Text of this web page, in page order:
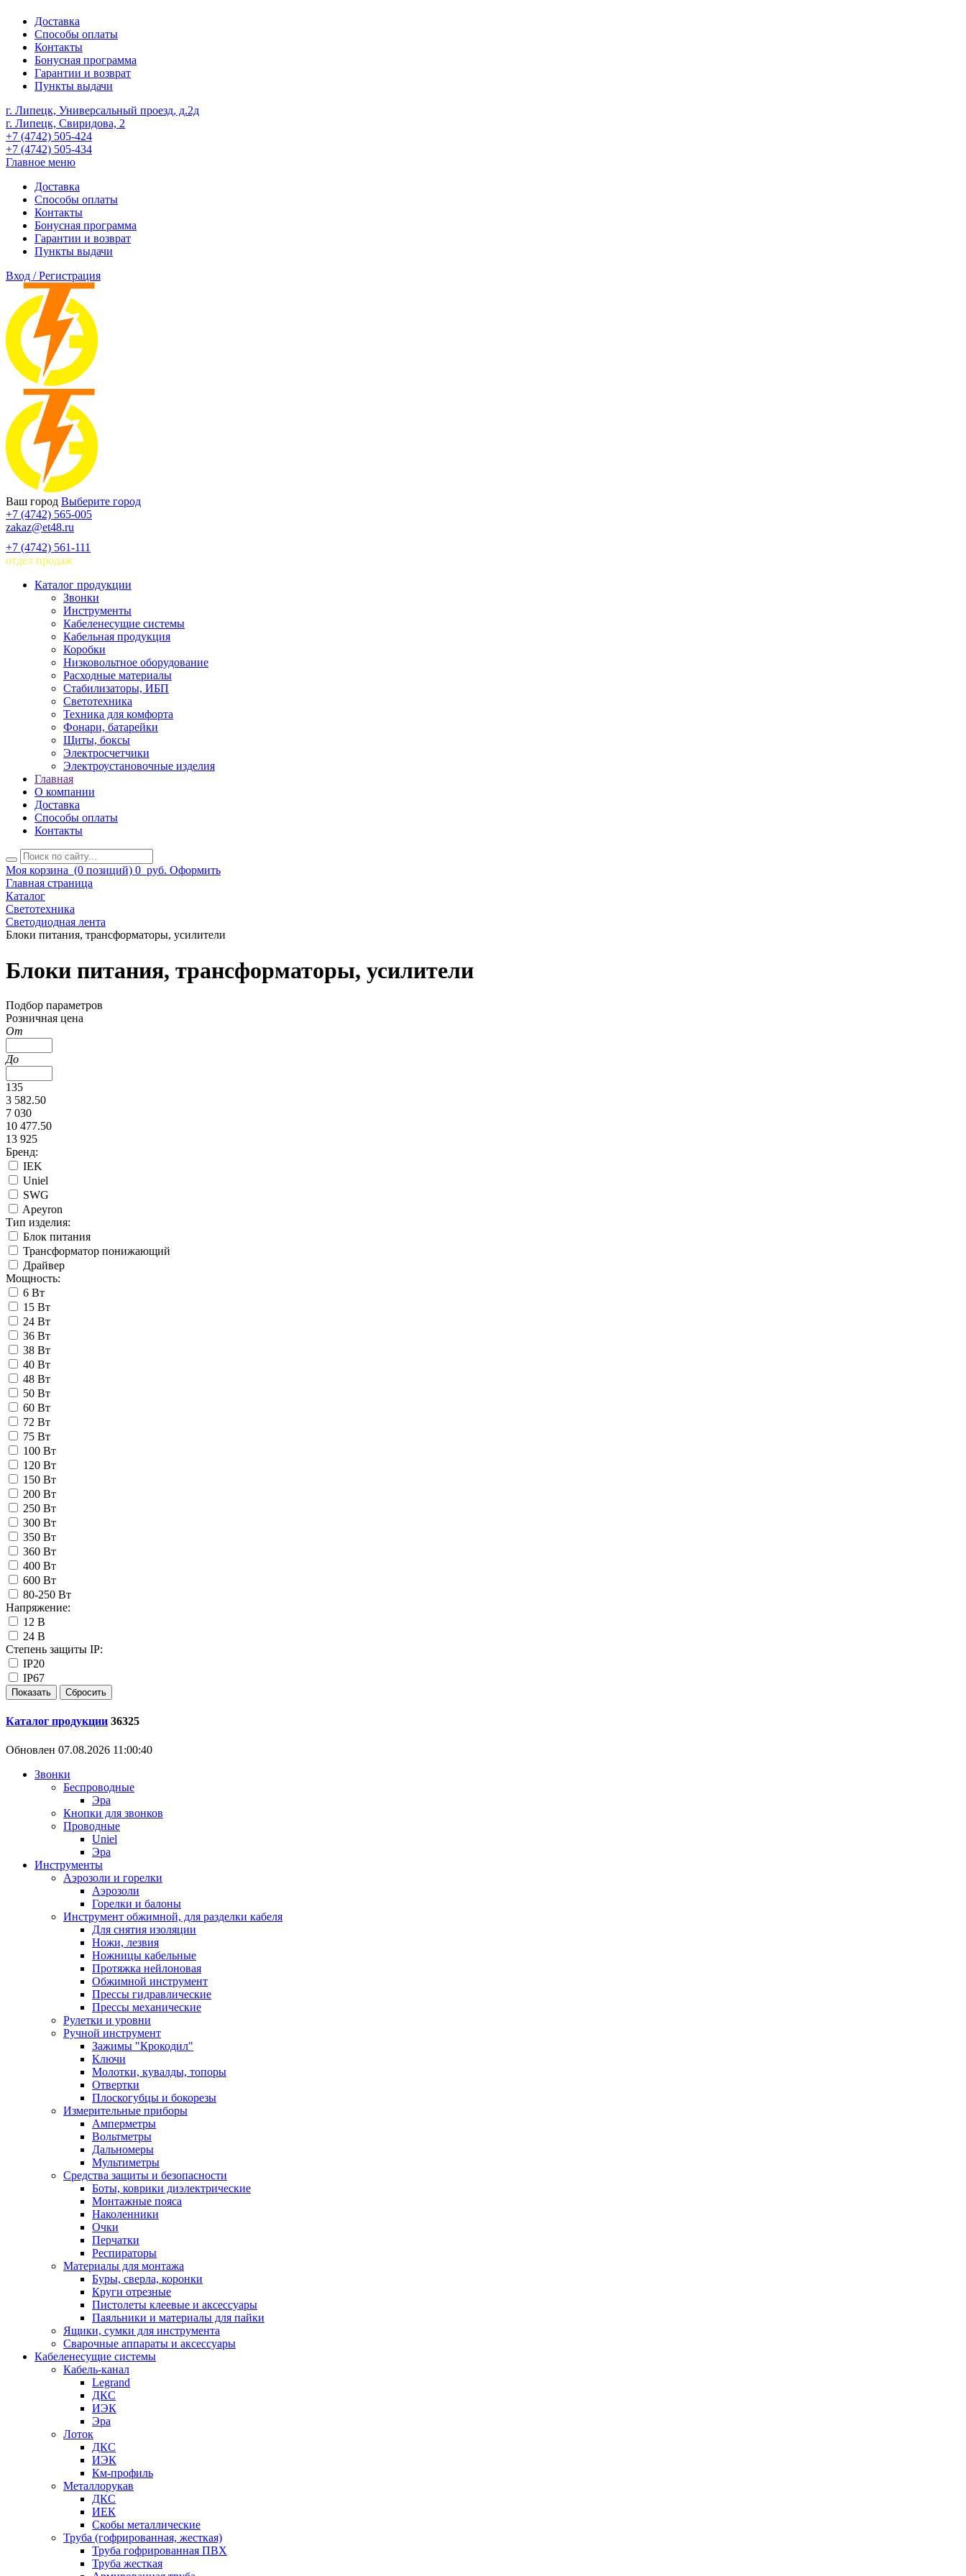
Доставка
Способы оплаты
Контакты
Бонусная программа
Гарантии и возврат
Пункты выдачи
г. Липецк, Универсальный проезд, д.2д
г. Липецк, Свиридова, 2
+7 (4742) 505-424
+7 (4742) 505-434
Главное меню
Доставка
Способы оплаты
Контакты
Бонусная программа
Гарантии и возврат
Пункты выдачи
Вход / Регистрация
Ваш город Выберите город
+7 (4742) 565-005
zakaz@et48.ru
+7 (4742) 561-111
отдел продаж
Каталог продукции
Звонки
Инструменты
Кабеленесущие системы
Кабельная продукция
Коробки
Низковольтное оборудование
Расходные материалы
Стабилизаторы, ИБП
Светотехника
Техника для комфорта
Фонари, батарейки
Щиты, боксы
Электросчетчики
Электроустановочные изделия
Главная
О компании
Доставка
Способы оплаты
Контакты
Моя корзина (0 позиций) 0 руб. Оформить
Главная страница
Каталог
Светотехника
Светодиодная лента
Блоки питания, трансформаторы, усилители
Блоки питания, трансформаторы, усилители
Подбор параметров
Розничная цена
От
До
135
3 582.50
7 030
10 477.50
13 925
Бренд:
IEK
Uniel
SWG
Apeyron
Тип изделия:
Блок питания
Трансформатор понижающий
Драйвер
Мощность:
6 Вт
15 Вт
24 Вт
36 Вт
38 Вт
40 Вт
48 Вт
50 Вт
60 Вт
72 Вт
75 Вт
100 Вт
120 Вт
150 Вт
200 Вт
250 Вт
300 Вт
350 Вт
360 Вт
400 Вт
600 Вт
80-250 Вт
Напряжение:
12 В
24 В
Степень защиты IP:
IP20
IP67
Каталог продукции 36325
Обновлен 07.08.2026 11:00:40
Звонки
Беспроводные
Эра
Кнопки для звонков
Проводные
Uniel
Эра
Инструменты
Аэрозоли и горелки
Аэрозоли
Горелки и балоны
Инструмент обжимной, для разделки кабеля
Для снятия изоляции
Ножи, лезвия
Ножницы кабельные
Протяжка нейлоновая
Обжимной инструмент
Прессы гидравлические
Прессы механические
Рулетки и уровни
Ручной инструмент
Зажимы "Крокодил"
Ключи
Молотки, кувалды, топоры
Отвертки
Плоскогубцы и бокорезы
Измерительные приборы
Амперметры
Вольтметры
Дальномеры
Мультиметры
Средства защиты и безопасности
Боты, коврики диэлектрические
Монтажные пояса
Наколенники
Очки
Перчатки
Респираторы
Материалы для монтажа
Буры, сверла, коронки
Круги отрезные
Пистолеты клеевые и аксессуары
Паяльники и материалы для пайки
Ящики, сумки для инструмента
Сварочные аппараты и аксессуары
Кабеленесущие системы
Кабель-канал
Legrand
ДКС
ИЭК
Эра
Лоток
ДКС
ИЭК
Км-профиль
Металлорукав
ДКС
ИЕК
Скобы металлические
Труба (гофрированная, жесткая)
Труба гофрированная ПВХ
Труба жесткая